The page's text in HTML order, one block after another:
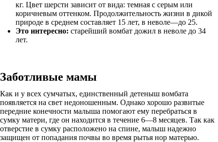
кг. Цвет шерсти зависит от вида: темная с серым или
коричневым оттенком. Продолжительность жизни в дикой
природе в среднем составляет 15 лет, в неволе—до 25.
Это интересно: старейший вомбат дожил в неволе до 34
лет.
Заботливые мамы
Как и у всех сумчатых, единственный детеныш вомбата
появляется на свет недоношенным. Однако хорошо развитые
передние конечности малыша помогают ему перебраться в
сумку матери, где он находится в течение 6—8 месяцев. Так как
отверстие в сумку расположено на спине, малыш надежно
защищен от попадания почвы во время рытья нор матерью.